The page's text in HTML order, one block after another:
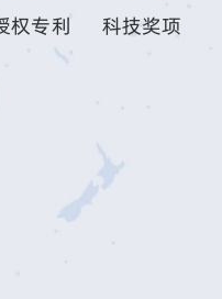
权专利
科技奖项